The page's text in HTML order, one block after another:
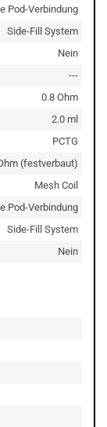
Pod-Verbindung
Side-Fill System
Nein
---
0.8 Ohm
2.0 ml
PCTG
(festverbaut)
Mesh Coil
Pod-Verbindung
Side-Fill System
Nein